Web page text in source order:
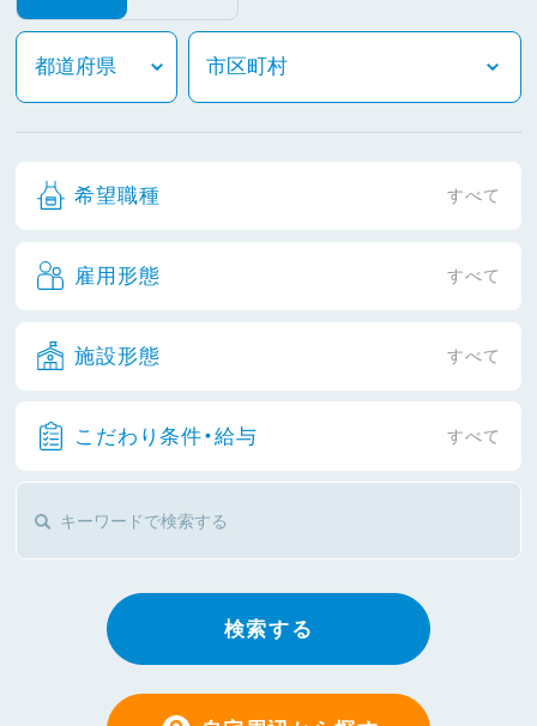
希望職種 すべて
雇用形態 すべて
施設形態 すべて
こだわり条件・給与 すべて
検索する